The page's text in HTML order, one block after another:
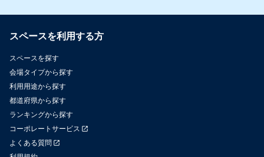
スペースを利用する方
スペースを探す
会場タイプから探す
利用用途から探す
都道府県から探す
ランキングから探す
コーポレートサービス
よくある質問